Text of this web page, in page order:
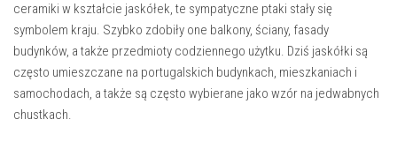
ceramiki w kształcie jaskółek, te sympatyczne ptaki stały się
symbolem kraju. Szybko zdobiły one balkony, ściany, fasady
budynków, a także przedmioty codziennego użytku. Dziś jaskółki są
często umieszczane na portugalskich budynkach, mieszkaniach i
samochodach, a także są często wybierane jako wzór na jedwabnych
chustkach.